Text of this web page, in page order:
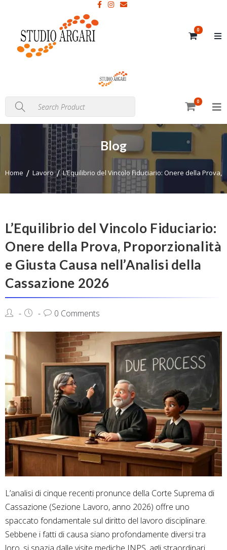
0
0
Blog
Home Lavoro L’Equilibrio del Vincolo Fiduciario: Onere della
L’Equilibrio del Vincolo Fiduciario:
Onere della Prova, Proporzionalità
e Giusta Causa nell’Analisi della
Cassazione 2026
0 Comments
L’analisi di cinque recenti pronunce della Corte Suprema di
Cassazione (Sezione Lavoro, anno 2026) offre uno
spaccato fondamentale sul diritto del lavoro disciplinare.
Sebbene i fatti di causa siano profondamente diversi tra